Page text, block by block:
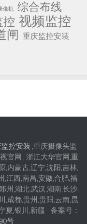
像机 综合布线
控 视频监控
闸 重庆监控安装
控安装 ,重庆摄像头监
官网 , 浙江大华官网,重
,内蒙古,辽宁,沈阳,吉林,
,江西,南昌,安徽,合肥,福
州,湖北,武汉,湖南,长沙,
,成都,贵州,贵阳,云南,昆
夏,银川,新疆 备案号：
号